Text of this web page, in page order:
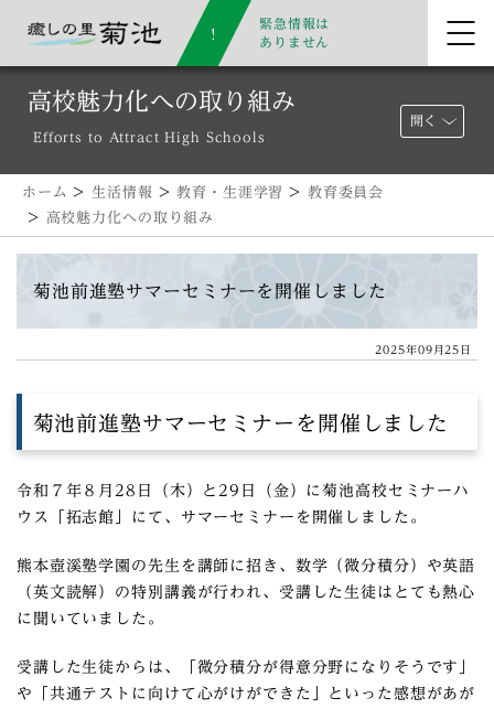
緊急情報は
ありません
高校魅力化への取り組み
Efforts to Attract High Schools
開く
ホーム >生活情報 >教育・生涯学習 > 教育委員会
> 高校魅力化への取り組み
菊池前進塾サマーセミナーを開催しました
2025年09月25日
菊池前進塾サマーセミナーを開催しました
令和７年８月28日（木）と29日（金）に菊池高校セミナーハ
ウス「拓志館」にて、サマーセミナーを開催しました。
熊本壺溪塾学園の先生を講師に招き、数学（微分積分）や英語
（英文読解）の特別講義が行われ、受講した生徒はとても熱心
に聞いていました。
受講した生徒からは、「微分積分が得意分野になりそうです」
や「共通テストに向けて心がけができた」といった感想があが